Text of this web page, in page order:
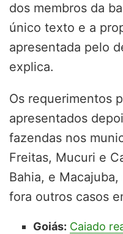
dos membros da
único texto e a
apresentada pelo
explica.
Os requerimentos
apresentados
fazendas nos
Freitas, Mucuri e
Bahia, e
fora outros casos
Goiás: Caiado